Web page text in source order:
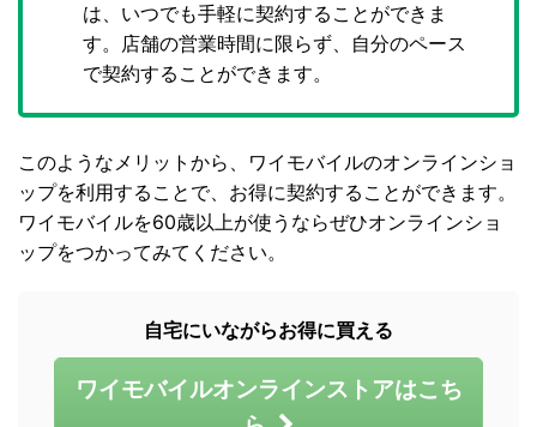
は、いつでも手軽に契約することができま
す。店舗の営業時間に限らず、自分のペース
で契約することができます。
このようなメリットから、ワイモバイルのオンラインショ
ップを利用することで、お得に契約することができます。
ワイモバイルを60歳以上が使うならぜひオンラインショ
ップをつかってみてください。
自宅にいながらお得に買える
ワイモバイルオンラインストアはこち